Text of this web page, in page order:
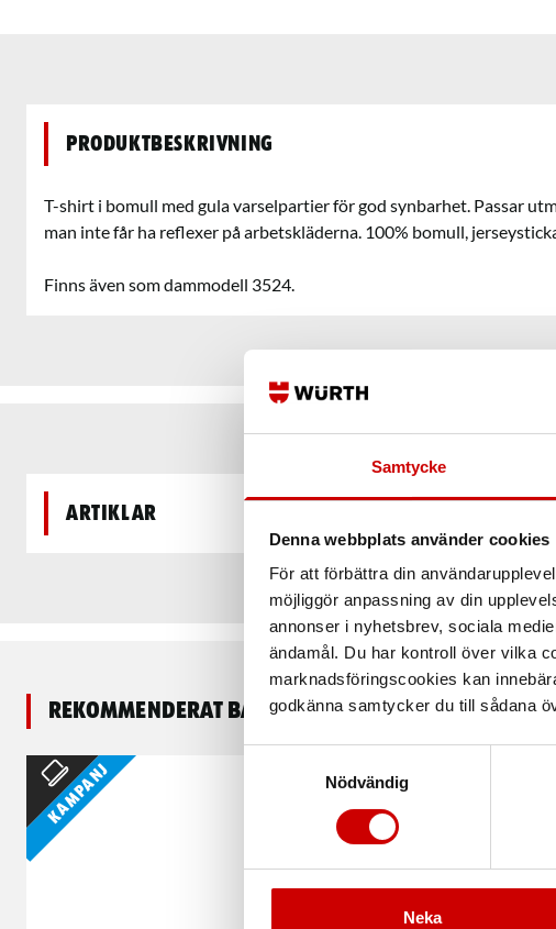
Samtycke
Denna webbplats använder cookies
För att förbättra din
möjliggör anpassning av din
annonser i nyhetsbrev, sociala
ändamål. Du har kontroll över vilka
marknadsföringscookies kan
godkänna samtycker du till sådana
Nödvändig
Neka
Produktbeskrivning
T-shirt i bomull med gula varselpartier för god synbarhet. Passar
man inte får ha reflexer på arbetskläderna. 100% bomull,
Finns även som dammodell 3524.
Artiklar
Rekommenderat baserat på vald produkt
Kampanj